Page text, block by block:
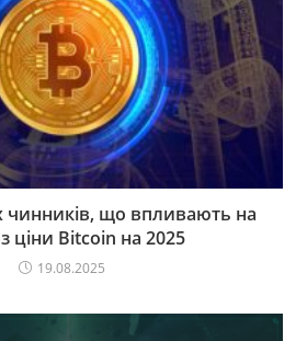
чинників, що впливають на
ціни Bitcoin на 2025
19.08.2025